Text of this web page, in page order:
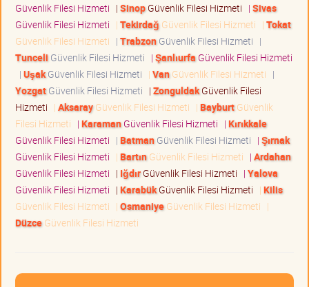
Güvenlik Filesi Hizmeti | SinopGüvenlik Filesi Hizmeti | Sivas
Güvenlik Filesi Hizmeti | Tekirdağ Güvenlik Filesi Hizmeti | Tokat
Güvenlik Filesi Hizmeti | TrabzonGüvenlik Filesi Hizmeti |
Tunceli Güvenlik Filesi Hizmeti | Şanlıurfa Güvenlik Filesi Hizmeti
| UşakGüvenlik Filesi Hizmeti | VanGüvenlik Filesi Hizmeti |
YozgatGüvenlik Filesi Hizmeti | ZonguldakGüvenlik Filesi
Hizmeti | AksarayGüvenlik Filesi Hizmeti | BayburtGüvenlik
Filesi Hizmeti | KaramanGüvenlik Filesi Hizmeti | Kırıkkale
Güvenlik Filesi Hizmeti | BatmanGüvenlik Filesi Hizmeti | Şırnak
Güvenlik Filesi Hizmeti | BartınGüvenlik Filesi Hizmeti | Ardahan
Güvenlik Filesi Hizmeti | IğdırGüvenlik Filesi Hizmeti | Yalova
Güvenlik Filesi Hizmeti | KarabükGüvenlik Filesi Hizmeti | Kilis
Güvenlik Filesi Hizmeti | OsmaniyeGüvenlik Filesi Hizmeti |
DüzceGüvenlik Filesi Hizmeti